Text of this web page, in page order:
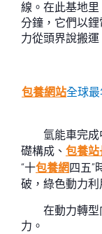
線。在此基地
分鐘，它們以
力從頭界說搬運
包養網站全球
氫能車完
礎構成、 包養站
“十包養網 四五”
破，綠色動力利
在動力轉型
力。